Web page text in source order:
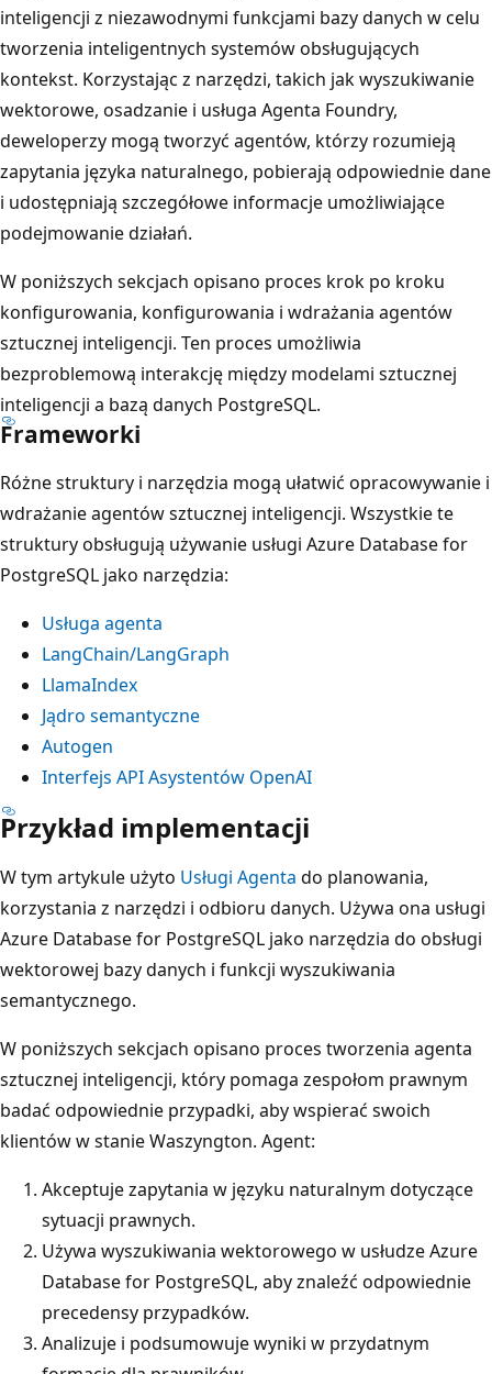
inteligencji z niezawodnymi funkcjami bazy danych w celu
tworzenia inteligentnych systemów obsługujących
kontekst. Korzystając z narzędzi, takich jak wyszukiwanie
wektorowe, osadzanie i usługa Agenta Foundry,
deweloperzy mogą tworzyć agentów, którzy rozumieją
zapytania języka naturalnego, pobierają odpowiednie dane
i udostępniają szczegółowe informacje umożliwiające
podejmowanie działań.
W poniższych sekcjach opisano proces krok po kroku
konfigurowania, konfigurowania i wdrażania agentów
sztucznej inteligencji. Ten proces umożliwia
bezproblemową interakcję między modelami sztucznej
inteligencji a bazą danych PostgreSQL.
Frameworki
Różne struktury i narzędzia mogą ułatwić opracowywanie i
wdrażanie agentów sztucznej inteligencji. Wszystkie te
struktury obsługują używanie usługi Azure Database for
PostgreSQL jako narzędzia:
Usługa agenta
LangChain/LangGraph
LlamaIndex
Jądro semantyczne
Autogen
Interfejs API Asystentów OpenAI
Przykład implementacji
W tym artykule użyto Usługi Agenta do planowania,
korzystania z narzędzi i odbioru danych. Używa ona usługi
Azure Database for PostgreSQL jako narzędzia do obsługi
wektorowej bazy danych i funkcji wyszukiwania
semantycznego.
W poniższych sekcjach opisano proces tworzenia agenta
sztucznej inteligencji, który pomaga zespołom prawnym
badać odpowiednie przypadki, aby wspierać swoich
klientów w stanie Waszyngton. Agent:
Akceptuje zapytania w języku naturalnym dotyczące
sytuacji prawnych.
Używa wyszukiwania wektorowego w usłudze Azure
Database for PostgreSQL, aby znaleźć odpowiednie
precedensy przypadków.
Analizuje i podsumowuje wyniki w przydatnym